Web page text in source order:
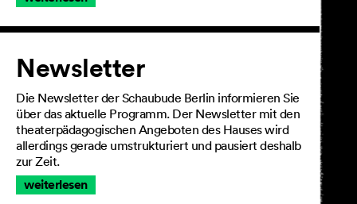
Newsletter
Die Newsletter der Schaubude Berlin informieren Sie
über das aktuelle Programm. Der Newsletter mit den
theaterpädagogischen Angeboten des Hauses wird
allerdings gerade umstrukturiert und pausiert deshalb
zur Zeit.
weiterlesen